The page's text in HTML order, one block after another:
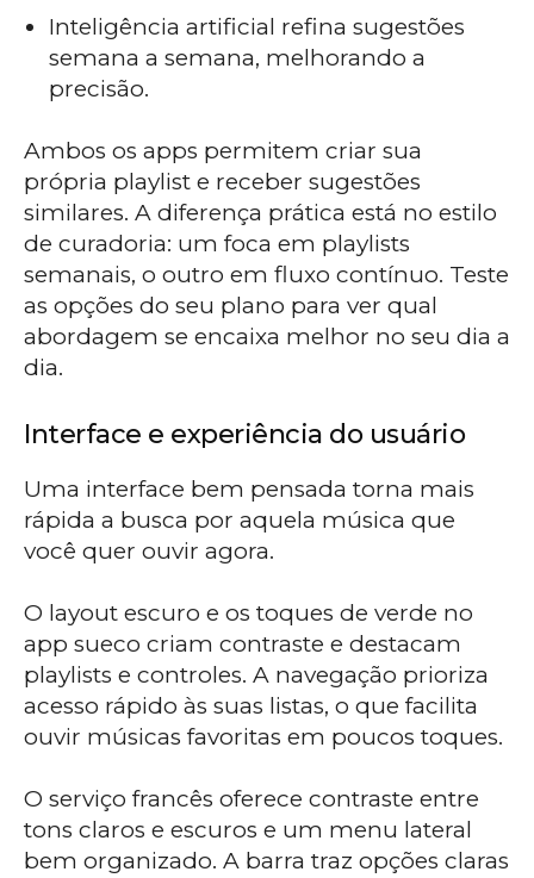
Inteligência artificial refina sugestões
semana a semana, melhorando a
precisão.
Ambos os apps permitem criar sua
própria playlist e receber sugestões
similares. A diferença prática está no estilo
de curadoria: um foca em playlists
semanais, o outro em fluxo contínuo. Teste
as opções do seu plano para ver qual
abordagem se encaixa melhor no seu dia a
dia.
Interface e experiência do usuário
Uma interface bem pensada torna mais
rápida a busca por aquela música que
você quer ouvir agora.
O layout escuro e os toques de verde no
app sueco criam contraste e destacam
playlists e controles. A navegação prioriza
acesso rápido às suas listas, o que facilita
ouvir músicas favoritas em poucos toques.
O serviço francês oferece contraste entre
tons claros e escuros e um menu lateral
bem organizado. A barra traz opções claras